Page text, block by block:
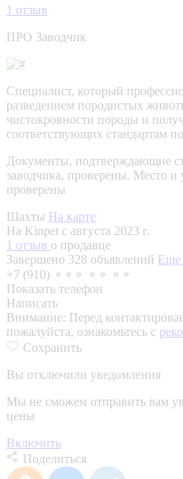
1 отзыв
ПРО Заводчик
Специалист, который
разведением породистых
чистокровности породы и
соответствующих стандартам
Документы, подтверждающие
заводчика, проверены. Место и
проверены
Шахты На карте
На Kinpet c августа 2023 г.
1 отзыв о продавце
Завершено 328 объявлений Еще
+7 (910) ⚬⚬⚬ ⚬⚬ ⚬⚬
Показать телефон
Написать
Внимание: Перед
пожалуйста, ознакомьтесь с
Сохранить
Вы отключили уведомления
Мы не сможем отправить вам
цены
Включить
Поделиться